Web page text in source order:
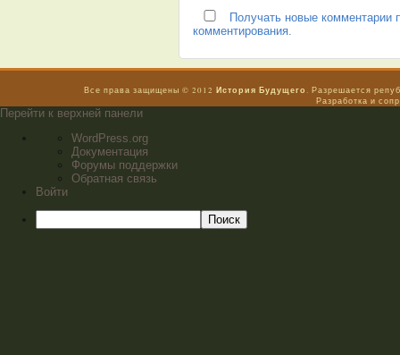
Получать новые
комментирования.
Все права защищены © 2012История Будущего . Разрешается
Разработка и
Перейти к верхней панели
WordPress.org
Документация
Форумы поддержки
Обратная связь
Войти